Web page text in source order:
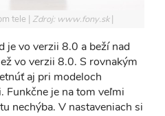
tele Zdroj: www.fony.sk
je vo verzii 8.0 a beží nad
vo verzii 8.0. S rovnakým
aj pri modeloch
Funkčne je na tom veľmi
nechýba. V nastaveniach si